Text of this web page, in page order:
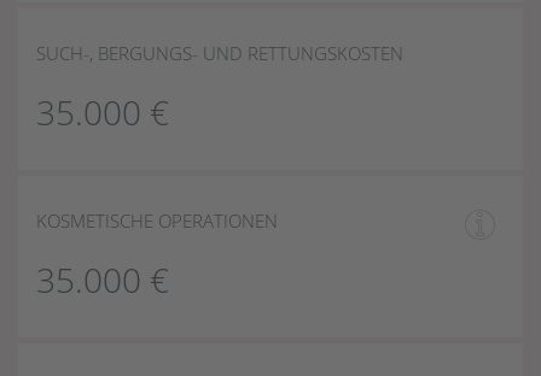
SUCH-, BERGUNGS- UND RETTUNGSKOSTEN
35.000 €
KOSMETISCHE OPERATIONEN
35.000 €